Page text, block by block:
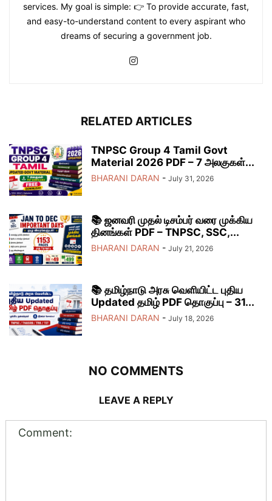
services. My goal is simple: 👉 To provide accurate, fast,
and easy-to-understand content to every aspirant who
dreams of securing a government job.
RELATED ARTICLES
TNPSC Group 4 Tamil Govt
Material 2026 PDF – 7 அலகுகள்...
BHARANI DARAN - July 31, 2026
📚 ஜனவரி முதல் டிசம்பர் வரை முக்கிய
தினங்கள் PDF – TNPSC, SSC,...
BHARANI DARAN - July 21, 2026
📚 தமிழ்நாடு அரசு வெளியிட்ட புதிய
Updated தமிழ் PDF தொகுப்பு – 31...
BHARANI DARAN - July 18, 2026
NO COMMENTS
LEAVE A REPLY